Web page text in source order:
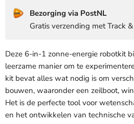
Bezorging via PostNL
Gratis verzending met Track
Deze 6-in-1 zonne-energie robotkit
leerzame manier om te
kit bevat alles wat nodig is om
bouwen, waaronder een zeilboot,
Het is de perfecte tool voor
en het ontwikkelen van technische